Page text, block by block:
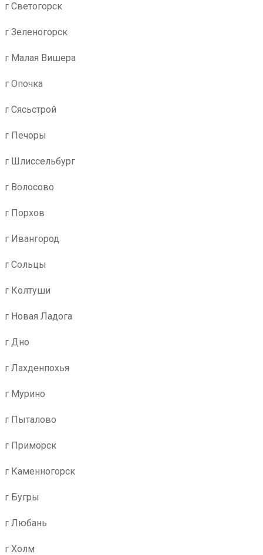
г Светогорск
г Зеленогорск
г Малая Вишера
г Опочка
г Сясьстрой
г Печоры
г Шлиссельбург
г Волосово
г Порхов
г Ивангород
г Сольцы
г Колтуши
г Новая Ладога
г Дно
г Лахденпохья
г Мурино
г Пыталово
г Приморск
г Каменногорск
г Бугры
г Любань
г Холм